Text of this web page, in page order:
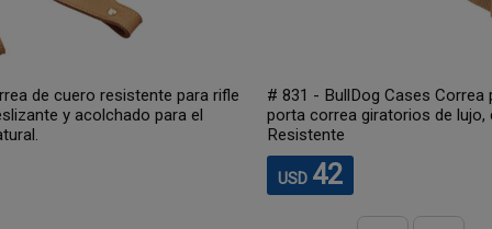
# 831 - BullDog Cases Correa para rifle/fusil Ancho 1" Con
porta correa giratorios de lujo, con bloqueo Color Tanino, Muy
Resistente